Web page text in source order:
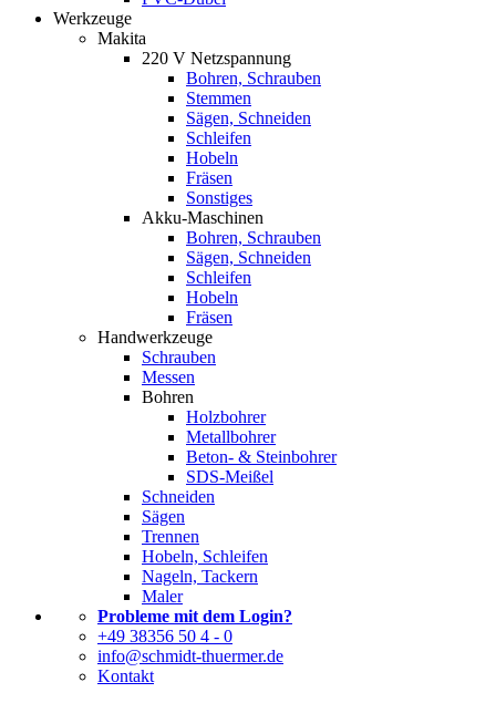
Werkzeuge
Makita
220 V Netzspannung
Bohren, Schrauben
Stemmen
Sägen, Schneiden
Schleifen
Hobeln
Fräsen
Sonstiges
Akku-Maschinen
Bohren, Schrauben
Sägen, Schneiden
Schleifen
Hobeln
Fräsen
Handwerkzeuge
Schrauben
Messen
Bohren
Holzbohrer
Metallbohrer
Beton- & Steinbohrer
SDS-Meißel
Schneiden
Sägen
Trennen
Hobeln, Schleifen
Nageln, Tackern
Maler
Probleme mit dem Login?
+49 38356 50 4 - 0
info@schmidt-thuermer.de
Kontakt